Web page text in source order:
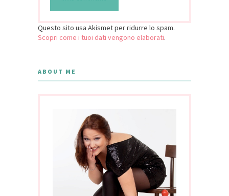
Questo sito usa Akismet per ridurre lo spam.
Scopri come i tuoi dati vengono elaborati.
ABOUT ME